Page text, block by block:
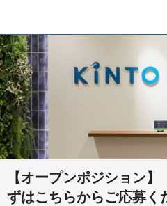
【オープンポジション
ずはこちらからご応募く